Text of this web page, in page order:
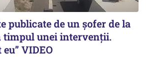
publicate de un șofer de la
unei intervenții.
VIDEO